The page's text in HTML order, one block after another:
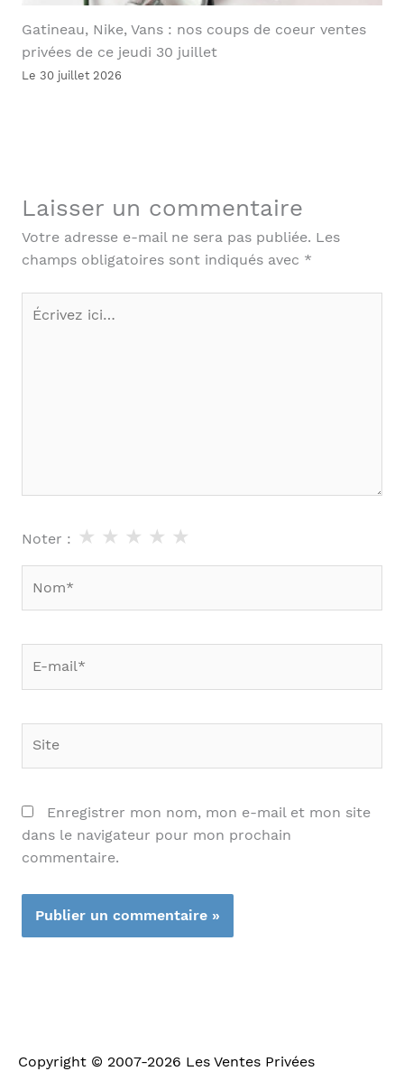
Gatineau, Nike, Vans : nos coups de coeur ventes
privées de ce jeudi 30 juillet
Le 30 juillet 2026
Laisser un commentaire
Votre adresse e-mail ne sera pas publiée. Les
champs obligatoires sont indiqués avec *
Écrivez
ici…
Noter : ★
★
★
★
★
Enregistrer mon nom, mon e-mail et mon site
dans le navigateur pour mon prochain
commentaire.
Copyright © 2007-2026 Les Ventes Privées